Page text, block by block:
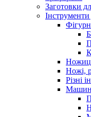
Заготовки
Ножі,
Різні